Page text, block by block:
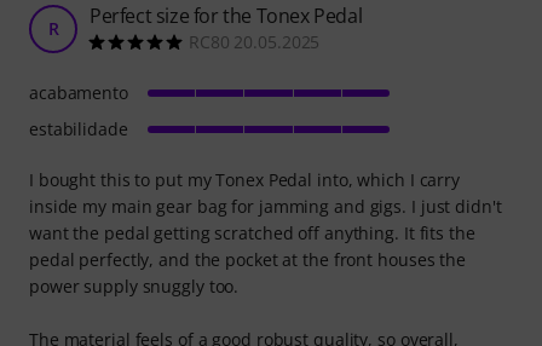
R Perfect size for the Tonex Pedal
RC80 20.05.2025
I bought this to put my Tonex Pedal into, which I carry
inside my main gear bag for jamming and gigs. I just didn't
want the pedal getting scratched off anything. It fits the
pedal perfectly, and the pocket at the front houses the
power supply snuggly too.
The material feels of a good robust quality, so overall,
acabamento
estabilidade